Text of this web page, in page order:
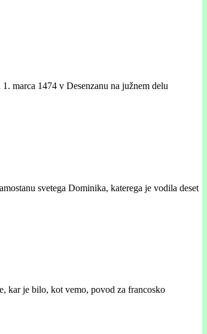
marca 1474 v Desenzanu na južnem delu
svetega Dominika, katerega je vodila deset
kar je bilo, kot vemo, povod za francosko